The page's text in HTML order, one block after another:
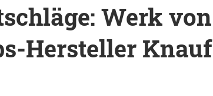
Werk von
Hersteller Knauf